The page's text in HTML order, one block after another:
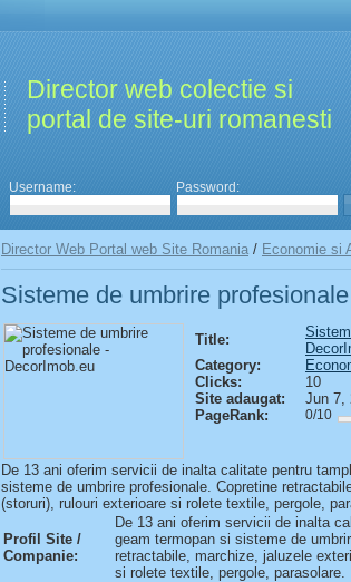
Director web colectie si
portal de site-uri romanesti
Username:
Password:
Director Web Portal web Site Romania / Economie si
Sisteme de umbrire
Title:
Category:
Clicks:
10
Site adaugat:
Jun 7,
PageRank:
0/10
De 13 ani oferim servicii de inalta calitate pentru
sisteme de umbrire profesionale. Copretine
(storuri), rulouri exterioare si rolete textile, pergole,
Profil Site /
Companie:
De 13 ani oferim servicii de inalta
geam termopan si sisteme de
retractabile, marchize, jaluzele
si rolete textile, pergole, parasolare.